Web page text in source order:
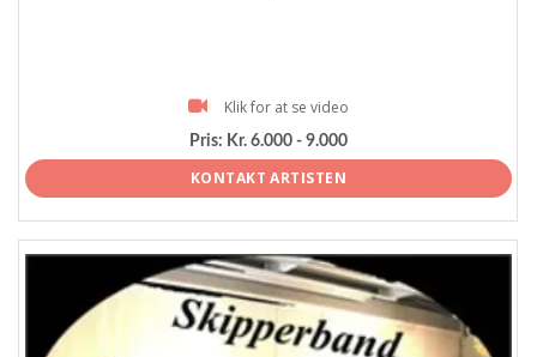
Klik for at se video
Pris: Kr. 6.000 - 9.000
KONTAKT ARTISTEN